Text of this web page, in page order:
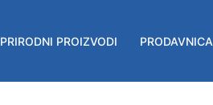
PRIRODNI PROIZVODI PRODAVNICA